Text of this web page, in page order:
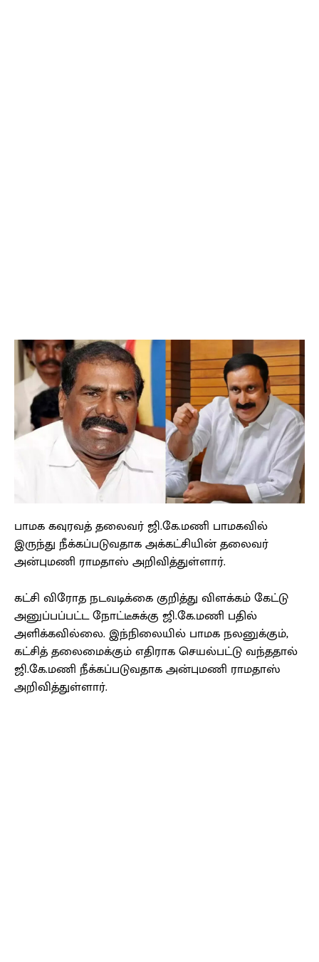
பாமக கவுரவத் தலைவர் ஜி.கே.மணி பாமகவில்
இருந்து நீக்கப்படுவதாக அக்கட்சியின் தலைவர்
அன்புமணி ராமதாஸ் அறிவித்துள்ளார்.
கட்சி விரோத நடவடிக்கை குறித்து விளக்கம் கேட்டு
அனுப்பப்பட்ட நோட்டீசுக்கு ஜி.கே.மணி பதில்
அளிக்கவில்லை. இந்நிலையில் பாமக நலனுக்கும்,
கட்சித் தலைமைக்கும் எதிராக செயல்பட்டு வந்ததால்
ஜி.கே.மணி நீக்கப்படுவதாக அன்புமணி ராமதாஸ்
அறிவித்துள்ளார்.